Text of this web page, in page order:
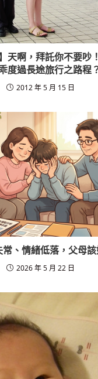
天啊，拜託你不要吵
度過長途旅行之路程
2012 年 5 月 15 日
、情緒低落，父母
2026 年 5 月 22 日